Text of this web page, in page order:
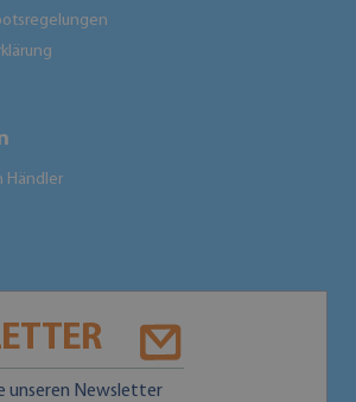
Händler
unseren Newsletter